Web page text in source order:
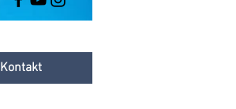
Kontakt